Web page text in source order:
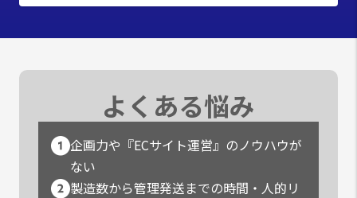
よくある悩み
企画力や『ECサイト運営』のノウハウが
ない
製造数から管理発送までの時間・人的リ